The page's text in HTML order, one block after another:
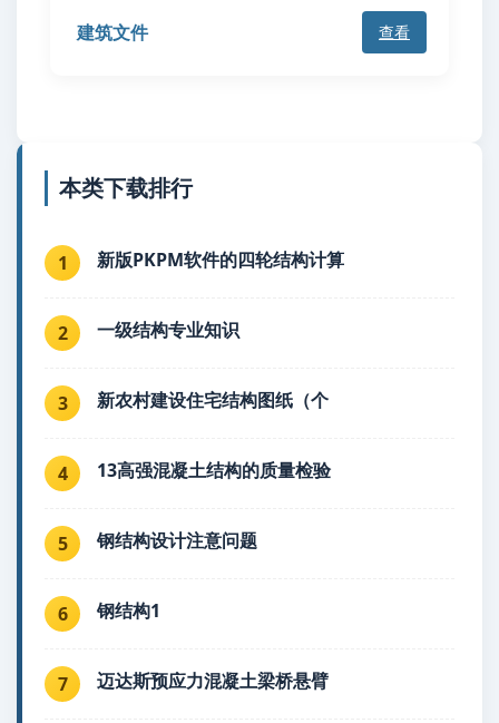
建筑文件 查看
本类下载排行
1 新版PKPM软件的四轮结构计算
2 一级结构专业知识
3 新农村建设住宅结构图纸（个
4 13高强混凝土结构的质量检验
5 钢结构设计注意问题
6 钢结构1
7 迈达斯预应力混凝土梁桥悬臂